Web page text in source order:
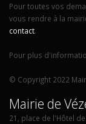
Pour toutes vos
vous rendre à la
contact.
Pour plus
© Copyright 2022
Mairie de
21, place de l'Hôtel